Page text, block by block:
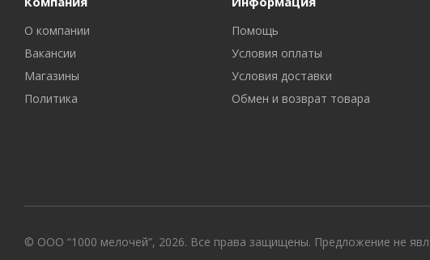
О компании
Вакансии
Магазины
Политика
Помощь
Условия оплаты
Условия доставки
Обмен и возврат товара
© ООО “1000 мелочей”, 2026. Все права защищены. Предложение не